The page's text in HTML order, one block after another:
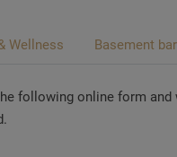
Wellness Basement
following online form and